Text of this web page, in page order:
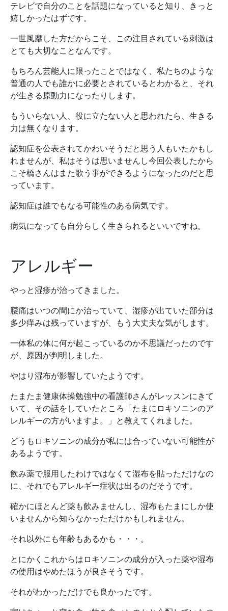
テレビで自分のことを話題になっていると知り、きっと
嬉しかったはずです。
一世風靡した方だからこそ、この注目されている刺激は
とても大切なことなんです。
もちろん芸能人に限ったことではなく、私たちのような
普通の人でも誰かに必要とされているとわかると、それ
が生きる原動力になったりします。
もういらない人、役に立たない人と思われたら、生きる
力は無くなります。
認知症を公表されてかわいそうだと思う人もいたかもし
れませんが、私はそうは思いませんし今回公表したから
こそ橋さんはまた歌う事ができるようになったのだと思
っています。
認知症は誰でもなる可能性のある病気です。
病気になっても自分らしく生きられるといいですね。
アレルギー
やっと湿疹が治ってきました。
腰痛はいつの間にか治っていて、湿疹が出ていた部分は
多少痒みは残っていますが、もう大丈夫な気がします。
一体私の体に何が起こっているのか不思議だったのです
が、原因が判明しました。
やはり湿布が影響していたようです。
たまたま健康体操勉強中の看護師さんがレッスンにきて
いて、その話をしていたところ「たまにロキソニンのア
レルギーの方がいますよ。」と教えてくれました。
どうもロキソニンの成分が私には合っていない可能性が
あるようです。
飲み薬で服用したわけではなくて湿布を貼っただけなの
に、それでもアレルギー症状は出るのだそうです。
確かにほとんど薬も飲みませんし、湿布もたまにしか使
いませんから知らなかっただけかもしれません。
それ以外にも年齢もあるかも・・・。
とにかくこれからはロキソニンの成分が入った薬や湿布
の使用はやめたほうが良さそうです。
それがわかっただけでも良かったです。